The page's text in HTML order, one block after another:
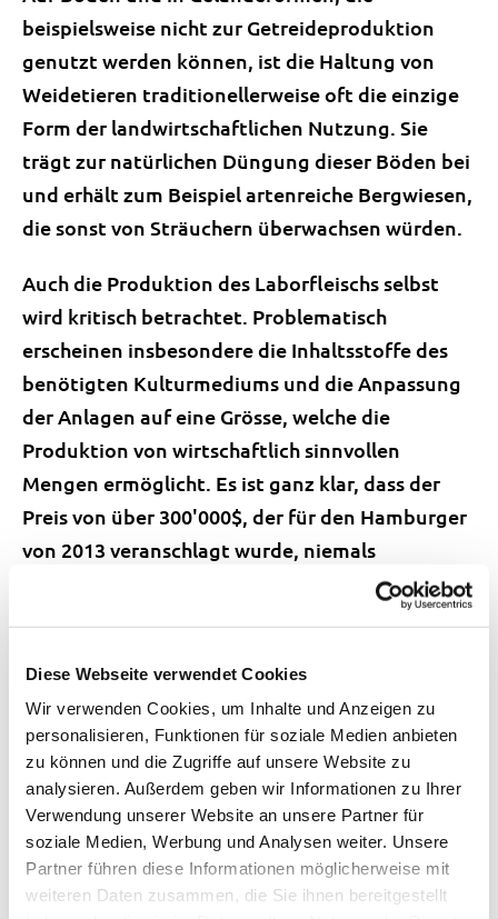
Diese Webseite verwendet Cookies
Wir verwenden Cookies, um Inhalte und Anzeigen zu
personalisieren, Funktionen für soziale Medien anbieten
zu können und die Zugriffe auf unsere Website zu
analysieren. Außerdem geben wir Informationen zu Ihrer
Verwendung unserer Website an unsere Partner für
soziale Medien, Werbung und Analysen weiter. Unsere
Partner führen diese Informationen möglicherweise mit
weiteren Daten zusammen, die Sie ihnen bereitgestellt
beispielsweise nicht zur Getreideproduktion
genutzt werden können, ist die Haltung von
Weidetieren traditionellerweise oft die einzige
Form der landwirtschaftlichen Nutzung. Sie
trägt zur natürlichen Düngung dieser Böden bei
und erhält zum Beispiel artenreiche Bergwiesen,
die sonst von Sträuchern überwachsen würden.
Auch die Produktion des Laborfleischs selbst
wird kritisch betrachtet. Problematisch
erscheinen insbesondere die Inhaltsstoffe des
benötigten Kulturmediums und die Anpassung
der Anlagen auf eine Grösse, welche die
Produktion von wirtschaftlich sinnvollen
Mengen ermöglicht. Es ist ganz klar, dass der
Preis von über 300'000$, der für den Hamburger
von 2013 veranschlagt wurde, niemals
Jahren gewaltige Fortschritte erzielt worden.
Ein Haupt-Kritikpunkt an der
Zusammensetzung des Nährmediums für die
Zellkulturen war lange, dass Fötales
Kälberserum als Zutat benötigt wurde, welches
nicht ohne die Schlachtung von Kühen und
Kälbern gewonnen werden kann. In jahrelanger
Forschung konnte inzwischen jedoch ein Rezept